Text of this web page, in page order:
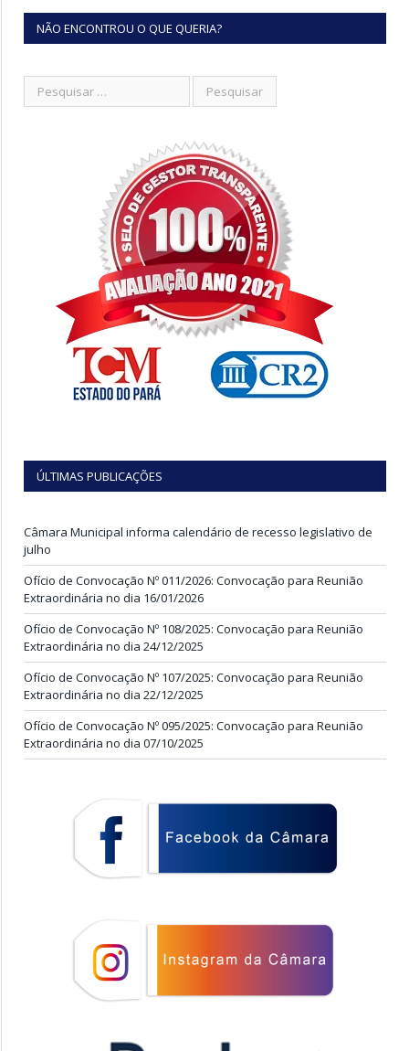
NÃO ENCONTROU O QUE QUERIA?
ÚLTIMAS PUBLICAÇÕES
Câmara Municipal informa calendário de recesso legislativo de
julho
Ofício de Convocação Nº 011/2026: Convocação para Reunião
Extraordinária no dia 16/01/2026
Ofício de Convocação Nº 108/2025: Convocação para Reunião
Extraordinária no dia 24/12/2025
Ofício de Convocação Nº 107/2025: Convocação para Reunião
Extraordinária no dia 22/12/2025
Ofício de Convocação Nº 095/2025: Convocação para Reunião
Extraordinária no dia 07/10/2025